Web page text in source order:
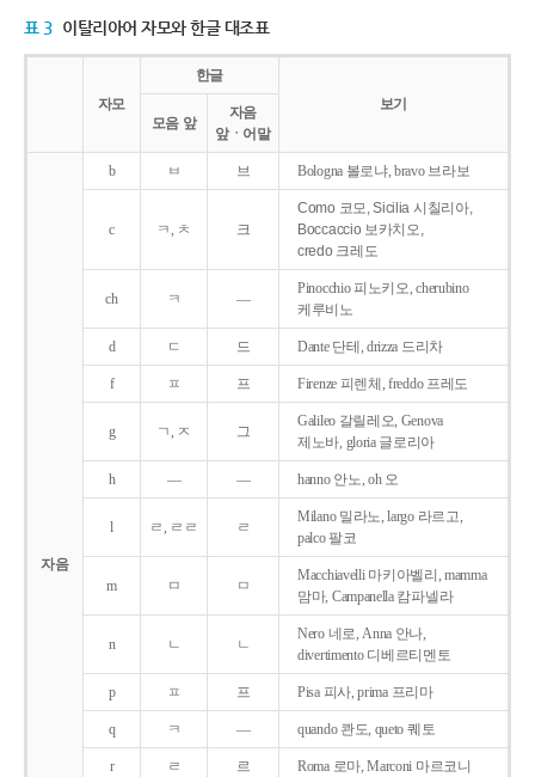
표 3 이탈리아어 자모와 한글 대조표
자모
한글
보기
모음 앞
자음
앞ㆍ어말
자음
b ㅂ 브 Bologna 볼로냐, bravo 브라보
c ㅋ, ㅊ 크
Como 코모, Sicilia 시칠리아,
Boccaccio 보카치오,
credo 크레도
ch ㅋ ―
Pinocchio 피노키오, cherubino
케루비노
d ㄷ 드 Dante 단테, drizza 드리차
f ㅍ 프 Firenze 피렌체, freddo 프레도
g ㄱ, ㅈ 그
Galileo 갈릴레오, Genova
제노바, gloria 글로리아
h ― ― hanno 안노, oh 오
l ㄹ, ㄹㄹ ㄹ
Milano 밀라노, largo 라르고,
palco 팔코
m ㅁ ㅁ
Macchiavelli 마키아벨리, mamma
맘마, Campanella 캄파넬라
n ㄴ ㄴ
Nero 네로, Anna 안나,
divertimento 디베르티멘토
p ㅍ 프 Pisa 피사, prima 프리마
q ㅋ ― quando 콴도, queto 퀘토
r ㄹ 르 Roma 로마, Marconi 마르코니